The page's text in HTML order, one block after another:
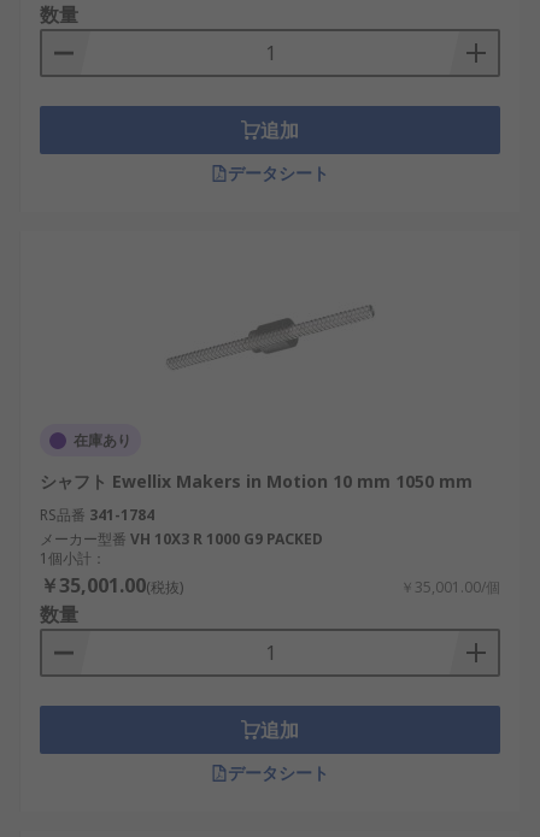
数量
追加
データシート
在庫あり
シャフト Ewellix Makers in Motion 10 mm 1050 mm
RS品番 341-1784
メーカー型番 VH 10X3 R 1000 G9 PACKED
1個小計：
￥35,001.00(税抜) ￥35,001.00/個
数量
追加
データシート